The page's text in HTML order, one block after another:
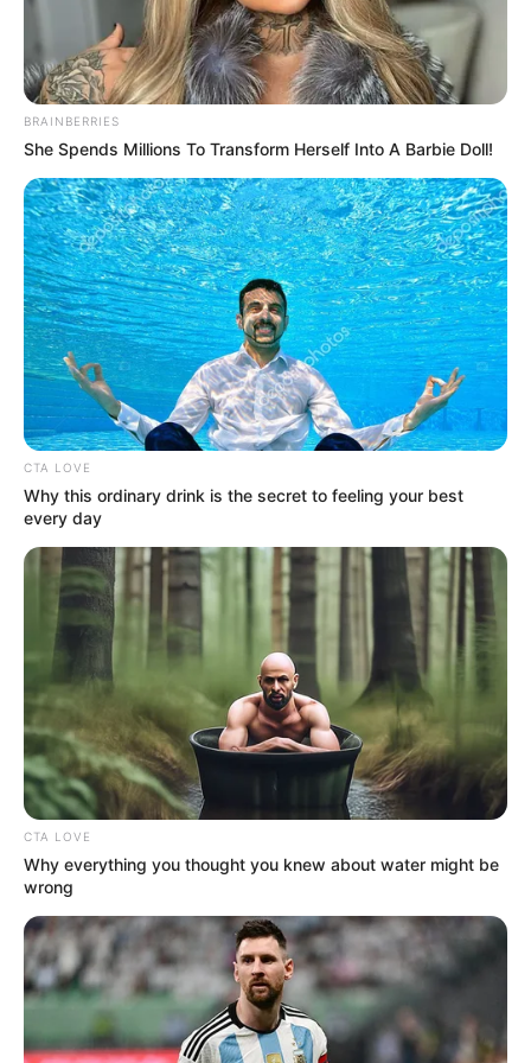
Ratu Ilmu Hitam
BRAINBERRIES
She Spends Millions To Transform Herself Into A Barbie Doll!
CTA LOVE
Why this ordinary drink is the secret to feeling your best
every day
CTA LOVE
Why everything you thought you knew about water might be
wrong